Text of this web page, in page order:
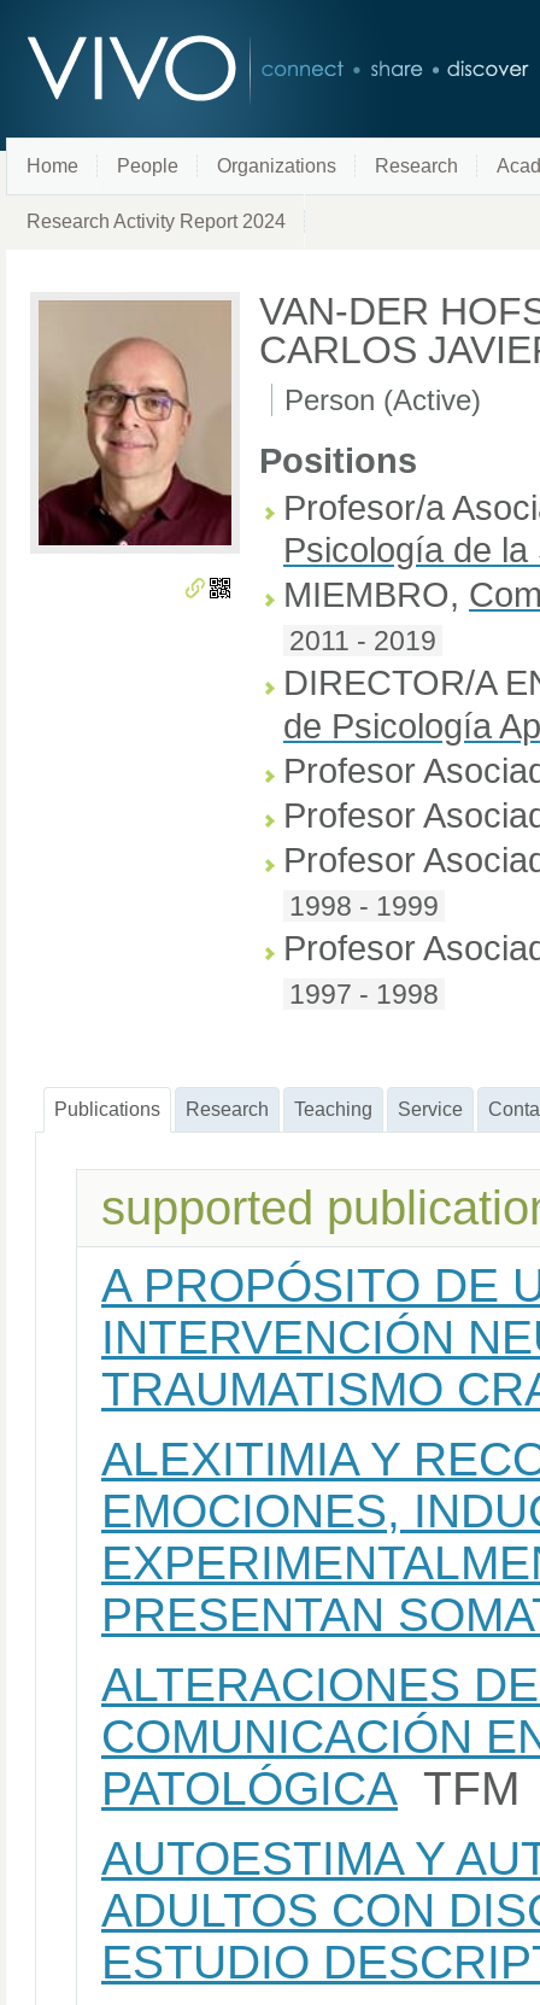
Home People Organizations Research
Research Activity Report 2024
VAN-DER
CARLOS
Person (Active)
Positions
Profesor/a
Psicología de la
MIEMBRO,
2011 - 2019
DIRECTOR/A
de Psicología
Profesor
Profesor
Profesor
1998 - 1999
Profesor
1997 - 1998
Publications Research Teaching Service
supported
A PROPÓSITO DE
INTERVENCIÓN
TRAUMATISMO
ALEXITIMIA Y
EMOCIONES,
PRESENTAN
ALTERACIONES
COMUNICACIÓN
PATOLÓGICA TFM
AUTOESTIMA Y
ADULTOS CON
ESTUDIO